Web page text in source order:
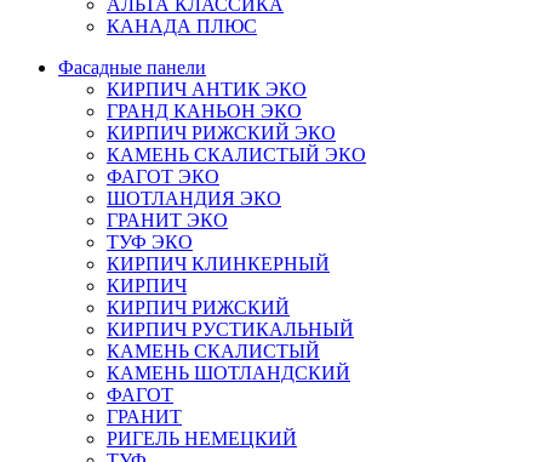
АЛЬТА КЛАССИКА
КАНАДА ПЛЮС
Фасадные панели
КИРПИЧ АНТИК ЭКО
ГРАНД КАНЬОН ЭКО
КИРПИЧ РИЖСКИЙ ЭКО
КАМЕНЬ СКАЛИСТЫЙ ЭКО
ФАГОТ ЭКО
ШОТЛАНДИЯ ЭКО
ГРАНИТ ЭКО
ТУФ ЭКО
КИРПИЧ КЛИНКЕРНЫЙ
КИРПИЧ
КИРПИЧ РИЖСКИЙ
КИРПИЧ РУСТИКАЛЬНЫЙ
КАМЕНЬ СКАЛИСТЫЙ
КАМЕНЬ ШОТЛАНДСКИЙ
ФАГОТ
ГРАНИТ
РИГЕЛЬ НЕМЕЦКИЙ